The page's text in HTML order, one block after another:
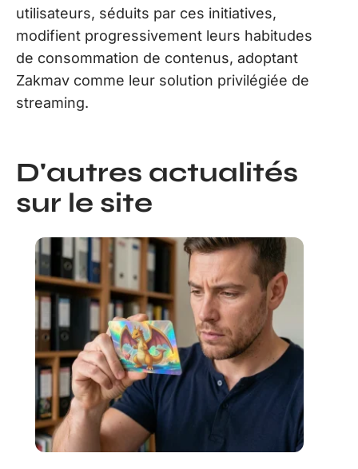
utilisateurs, séduits par ces initiatives,
modifient progressivement leurs habitudes
de consommation de contenus, adoptant
Zakmav comme leur solution privilégiée de
streaming.
D'autres actualités
sur le site